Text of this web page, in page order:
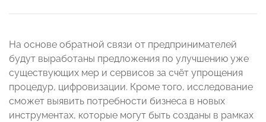
На основе обратной связи от предпринимателей
будут выработаны предложения по улучшению уже
существующих мер и сервисов за счёт упрощения
процедур, цифровизации. Кроме того, исследование
сможет выявить потребности бизнеса в новых
инструментах, которые могут быть созданы в рамках